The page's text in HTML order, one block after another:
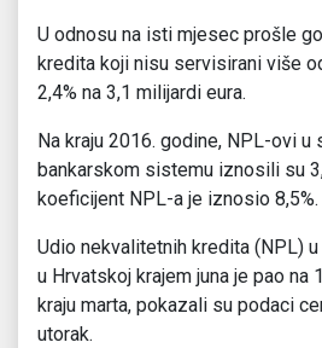
U odnosu na isti mjesec prošle
kredita koji nisu servisirani više
2,4% na 3,1 milijardi eura.
Na kraju 2016. godine, NPL-ovi u
bankarskom sistemu iznosili su
koeficijent NPL-a je iznosio 8,5%.
Udio nekvalitetnih kredita (NPL)
u Hrvatskoj krajem juna je pao na
kraju marta, pokazali su podaci
utorak.